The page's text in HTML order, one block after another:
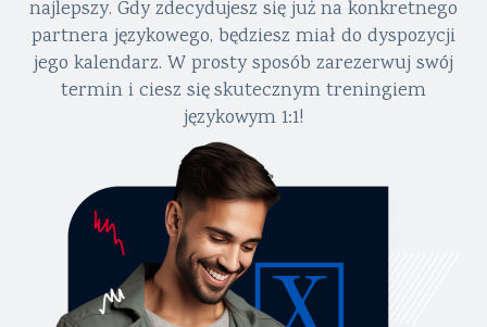
najlepszy. Gdy zdecydujesz się już na konkretnego
partnera językowego, będziesz miał do dyspozycji
jego kalendarz. W prosty sposób zarezerwuj swój
termin i ciesz się skutecznym treningiem
językowym 1:1!